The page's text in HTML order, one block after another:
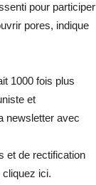
pour participer
pores, indique
1000 fois plus
et
newsletter avec
et de rectification
ici.